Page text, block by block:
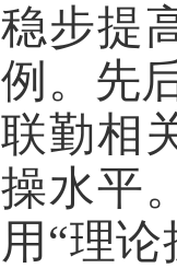
稳步提
例。先
联勤相
操水平
用“理论